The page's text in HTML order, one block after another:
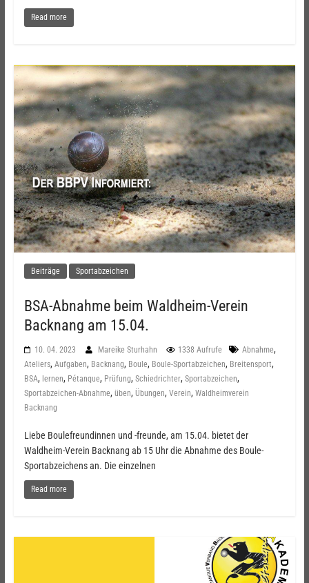
Read more
Beiträge Sportabzeichen
BSA-Abnahme beim Waldheim-Verein
Backnang am 15.04.
10. 04. 2023 Mareike Sturhahn 1338 Aufrufe Abnahme,
Ateliers, Aufgaben, Backnang, Boule, Boule-Sportabzeichen, Breitensport,
BSA, lernen, Pétanque, Prüfung, Schiedrichter, Sportabzeichen,
Sportabzeichen-Abnahme, üben, Übungen, Verein, Waldheimverein
Backnang
Liebe Boulefreundinnen und -freunde, am 15.04. bietet der
Waldheim-Verein Backnang ab 15 Uhr die Abnahme des Boule-
Sportabzeichens an. Die einzelnen
Read more